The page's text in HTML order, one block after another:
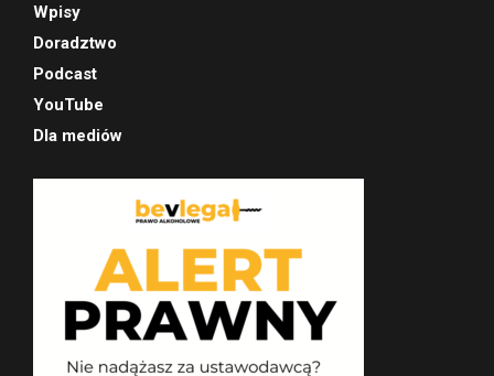
Wpisy
Doradztwo
Podcast
YouTube
Dla mediów